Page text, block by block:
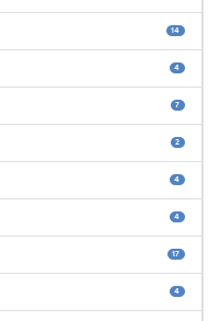
14
4
7
2
4
4
17
4